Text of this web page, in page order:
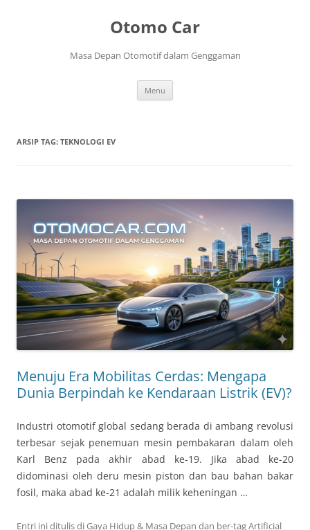
Otomo Car
Masa Depan Otomotif dalam Genggaman
Menu
ARSIP TAG: TEKNOLOGI EV
Menuju Era Mobilitas Cerdas: Mengapa
Dunia Berpindah ke Kendaraan Listrik (EV)?
Industri otomotif global sedang berada di ambang revolusi
terbesar sejak penemuan mesin pembakaran dalam oleh
Karl Benz pada akhir abad ke-19. Jika abad ke-20
didominasi oleh deru mesin piston dan bau bahan bakar
fosil, maka abad ke-21 adalah milik keheningan …
Entri ini ditulis diGaya Hidup & Masa Depan dan ber-tagArtificial